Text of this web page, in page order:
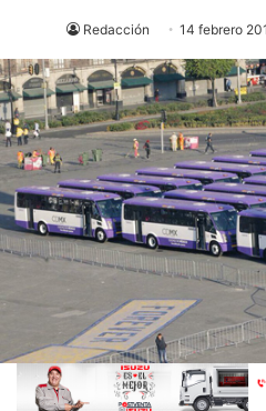
Redacción 14 febrero